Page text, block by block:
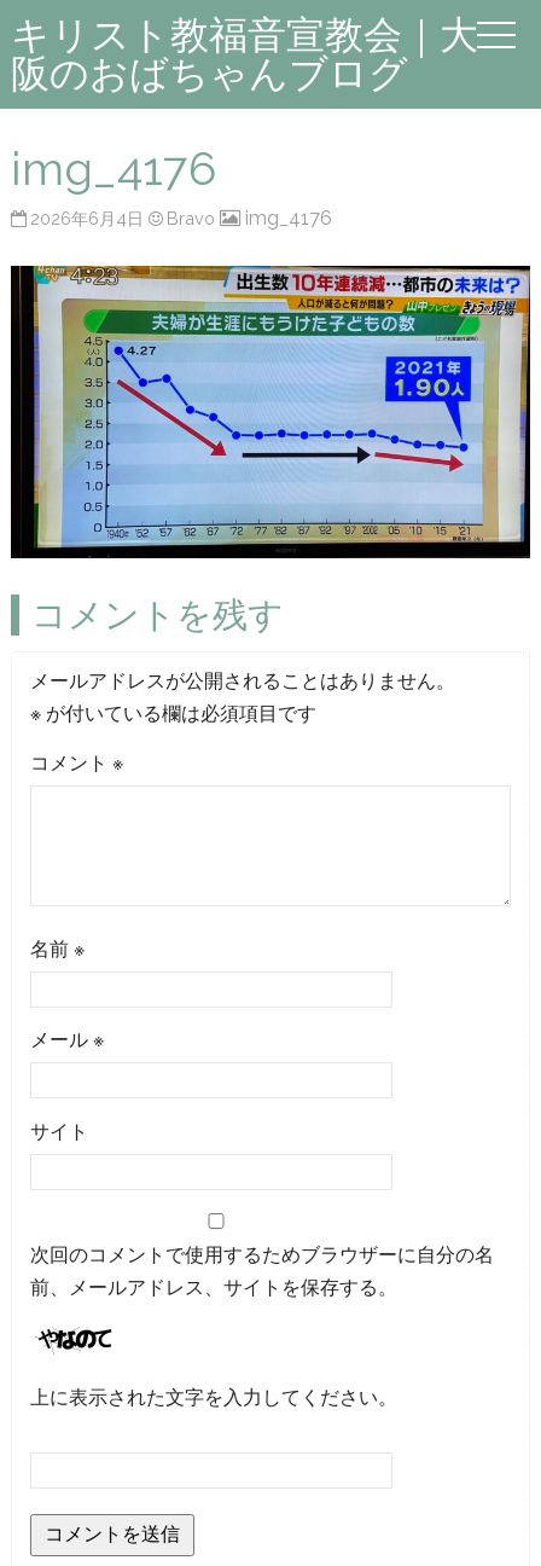
キリスト教福音宣教会｜大
阪のおばちゃんブログ
img_4176
2026年6月4日 Bravo img_4176
コメントを残す
メールアドレスが公開されることはありません。
※が付いている欄は必須項目です
コメント ※
名前 ※
メール ※
サイト
次回のコメントで使用するためブラウザーに自分の名
前、メールアドレス、サイトを保存する。
上に表示された文字を入力してください。